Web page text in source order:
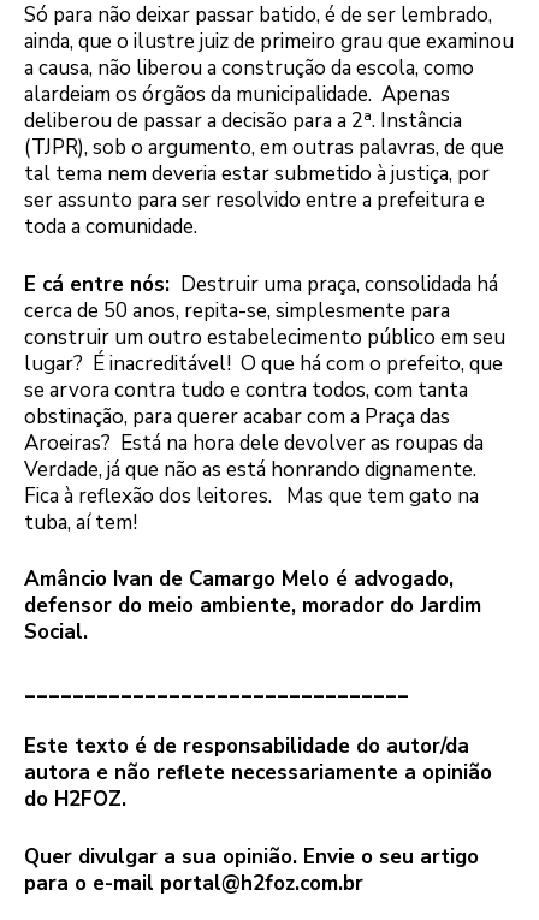
Só para não deixar passar batido, é de ser lembrado,
ainda, que o ilustre juiz de primeiro grau que examinou
a causa, não liberou a construção da escola, como
alardeiam os órgãos da municipalidade. Apenas
deliberou de passar a decisão para a 2a. Instância
(TJPR), sob o argumento, em outras palavras, de que
tal tema nem deveria estar submetido à justiça, por
ser assunto para ser resolvido entre a prefeitura e
toda a comunidade.
E cá entre nós: Destruir uma praça, consolidada há
cerca de 50 anos, repita-se, simplesmente para
construir um outro estabelecimento público em seu
lugar? É inacreditável! O que há com o prefeito, que
se arvora contra tudo e contra todos, com tanta
obstinação, para querer acabar com a Praça das
Aroeiras? Está na hora dele devolver as roupas da
Verdade, já que não as está honrando dignamente.
Fica à reflexão dos leitores. Mas que tem gato na
tuba, aí tem!
Amâncio Ivan de Camargo Melo é advogado,
defensor do meio ambiente, morador do Jardim
Social.
________________________________
Este texto é de responsabilidade do autor/da
autora e não reflete necessariamente a opinião
do H2FOZ.
Quer divulgar a sua opinião. Envie o seu artigo
para o e-mail portal@h2foz.com.br